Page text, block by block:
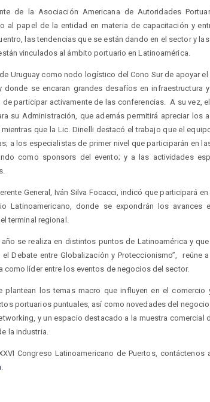
de la Asociación Americana de Autoridades
al papel de la entidad en materia de capacitación y
las tendencias que se están dando en el sector y
vinculados al ámbito portuario en Latinoamérica.
Uruguay como nodo logístico del Cono Sur de apoyar
donde se encaran grandes desafíos en infraestructura
participar activamente de las conferencias. A su vez,
su Administración, que además permitirá apreciar los
que la Lic. Dinelli destacó el trabajo que el
a los especialistas de primer nivel que participarán en
como sponsors del evento; y a las actividades
General, Iván Silva Focacci, indicó que participará
Latinoamericano, donde se expondrán los avances
terminal regional.
se realiza en distintos puntos de Latinoamérica y
el Debate entre Globalización y Proteccionismo”, reúne
como líder entre los eventos de negocios del sector.
los temas macro que influyen en el comercio
portuarios puntuales, así como novedades del
y un espacio destacado a la muestra comercial
la industria.
Congreso Latinoamericano de Puertos, contáctenos
.